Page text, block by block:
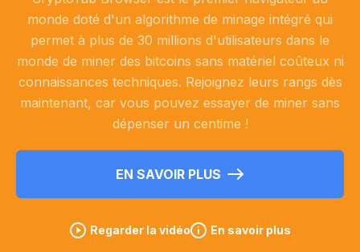
monde doté d'un algorithme de minage intégré qui
permet à plus de 30 millions d'utilisateurs dans le
monde de miner des bitcoins sans matériel coûteux ni
connaissances techniques. Rejoignez leurs rangs dès
maintenant, car vous pouvez essayer de miner sans
dépenser un centime !
EN SAVOIR PLUS
Regarder la vidéo En savoir plus